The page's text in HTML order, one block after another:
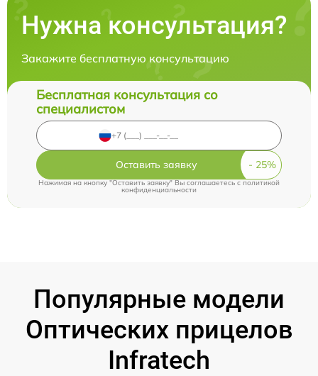
Нужна консультация?
Закажите бесплатную консультацию
Бесплатная консультация со
специалистом
Оставить заявку
Нажимая на кнопку "Оставить заявку" Вы соглашаетесь cполитикой
конфиденциальности
Популярные модели
Оптических прицелов
Infratech